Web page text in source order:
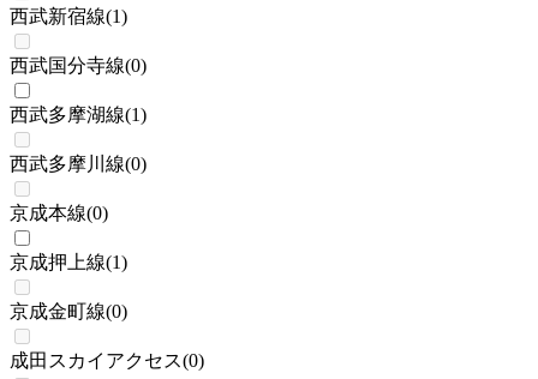
西武新宿線(1)
西武国分寺線(0)
西武多摩湖線(1)
西武多摩川線(0)
京成本線(0)
京成押上線(1)
京成金町線(0)
成田スカイアクセス(0)